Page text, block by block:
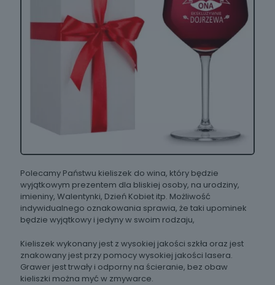
W17 W18
W19 W20 W21
Polecamy Państwu kieliszek do wina, który będzie
wyjątkowym prezentem dla bliskiej osoby, na urodziny,
imieniny, Walentynki, Dzień Kobiet itp. Możliwość
indywidualnego oznakowania sprawia, że taki upominek
będzie wyjątkowy i jedyny w swoim rodzaju,
Kieliszek wykonany jest z wysokiej jakości szkła oraz jest
znakowany jest przy pomocy wysokiej jakości lasera.
Grawer jest trwały i odporny na ścieranie, bez obaw
kieliszki można myć w zmywarce.